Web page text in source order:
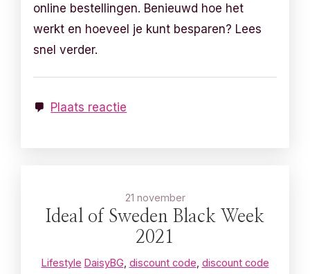
online bestellingen. Benieuwd hoe het
werkt en hoeveel je kunt besparen? Lees
snel verder.
Plaats reactie
21 november
Ideal of Sweden Black Week
2021
Lifestyle DaisyBG discount code discount code